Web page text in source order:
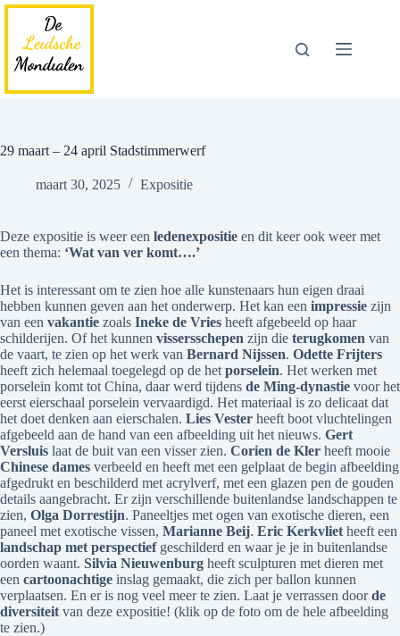
Ga
inhoud
29 maart – 24 april Stadstimmerwerf
maart 30, 2025 Expositie
Deze expositie is weer een ledenexpositie en dit keer ook weer met
een thema: ‘Wat van ver komt….’
Het is interessant om te zien hoe alle kunstenaars hun eigen draai
hebben kunnen geven aan het onderwerp. Het kan een impressie zijn
van een vakantie zoals Ineke de Vries heeft afgebeeld op haar
schilderijen. Of het kunnen vissersschepen zijn die terugkomen van
de vaart, te zien op het werk van Bernard Nijssen. Odette Frijters
heeft zich helemaal toegelegd op de het porselein. Het werken met
porselein komt tot China, daar werd tijdens de Ming-dynastie voor het
eerst eierschaal porselein vervaardigd. Het materiaal is zo delicaat dat
het doet denken aan eierschalen. Lies Vester heeft boot vluchtelingen
afgebeeld aan de hand van een afbeelding uit het nieuws. Gert
Versluis laat de buit van een visser zien. Corien de Kler heeft mooie
Chinese dames verbeeld en heeft met een gelplaat de begin afbeelding
afgedrukt en beschilderd met acrylverf, met een glazen pen de gouden
details aangebracht. Er zijn verschillende buitenlandse landschappen te
zien, Olga Dorrestijn. Paneeltjes met ogen van exotische dieren, een
paneel met exotische vissen, Marianne Beij. Eric Kerkvliet heeft een
landschap met perspectiefgeschilderd en waar je je in buitenlandse
oorden waant. Silvia Nieuwenburg heeft sculpturen met dieren met
een cartoonachtige inslag gemaakt, die zich per ballon kunnen
verplaatsen. En er is nog veel meer te zien. Laat je verrassen doorde
diversiteit van deze expositie! (klik op de foto om de hele afbeelding
te zien.)